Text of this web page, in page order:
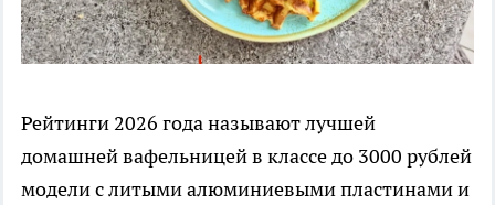
Рейтинги 2026 года называют лучшей
домашней вафельницей в классе до 3000 рублей
модели с литыми алюминиевыми пластинами и